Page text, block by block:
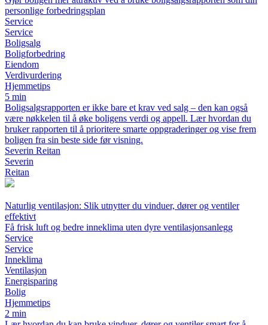
personlige forbedringsplan
Service
Service
Boligsalg
Boligforbedring
Eiendom
Verdivurdering
Hjemmetips
5 min
Boligsalgsrapporten er ikke bare et krav ved salg – den kan også
være nøkkelen til å øke boligens verdi og appell. Lær hvordan du
bruker rapporten til å prioritere smarte oppgraderinger og vise frem
boligen fra sin beste side før visning.
Severin Reitan
Severin
Reitan
Naturlig ventilasjon: Slik utnytter du vinduer, dører og ventiler
effektivt
Få frisk luft og bedre inneklima uten dyre ventilasjonsanlegg
Service
Service
Inneklima
Ventilasjon
Energisparing
Bolig
Hjemmetips
2 min